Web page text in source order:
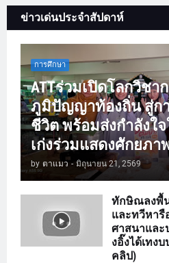
ข่าวเด่นประจำสัปดาห์
การศึกษา
ATTร่วมเปิดโลกวิชา
ภูมิปัญญาท้องถิ่น สู่ก
ชีวิต พร้อมส่งกำลังใ
เก่งร่วมแสดงศักยภา
by ตาแมว - มิถุนายน 21, 2569
ทักษิณลงพื้
และทวีหารื
ศาสนาและ
งอิ๊งได้เทง
คลิป)